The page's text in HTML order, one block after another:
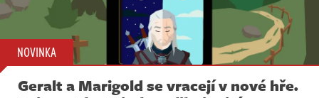
Soutěže
Databáze
NOVINKA
Geralt a Marigold se vracejí v nové hře.